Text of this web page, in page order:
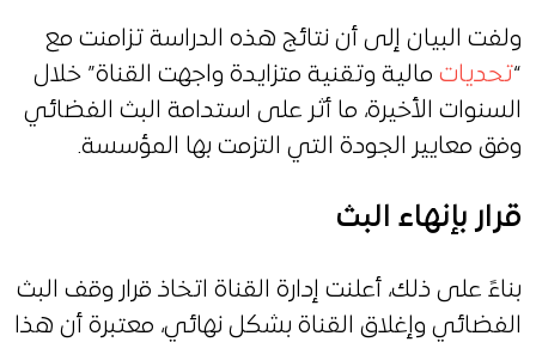
ولفت البيان إلى أن نتائج هذه الدراسة تزامنت مع
“تحديات مالية وتقنية متزايدة واجهت القناة” خلال
السنوات الأخيرة، ما أثر على استدامة البث الفضائي
وفق معايير الجودة التي التزمت بها المؤسسة.
قرار بإنهاء البث
بناءً على ذلك، أعلنت إدارة القناة اتخاذ قرار وقف البث
الفضائي وإغلاق القناة بشكل نهائي، معتبرة أن هذا